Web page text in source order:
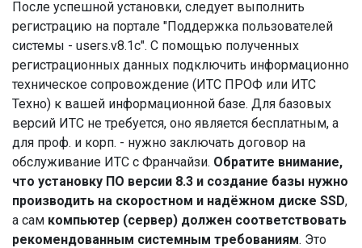
После успешной установки, следует выполнить
регистрацию на портале "Поддержка пользователей
системы - users.v8.1c". С помощью полученных
регистрационных данных подключить информационно
техническое сопровождение (ИТС ПРОФ или ИТС
Техно) к вашей информационной базе. Для базовых
версий ИТС не требуется, оно является бесплатным, а
для проф. и корп. - нужно заключать договор на
обслуживание ИТС с Франчайзи. Обратите внимание,
что установку ПО версии 8.3 и создание базы нужно
производить на скоростном и надёжном диске SSD,
а сам компьютер (сервер) должен соответствовать
рекомендованным системным требованиям. Это